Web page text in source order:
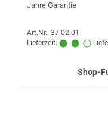
Jahre Garantie
Art.Nr.: 37.02.01
Lieferzeit:
Shop-